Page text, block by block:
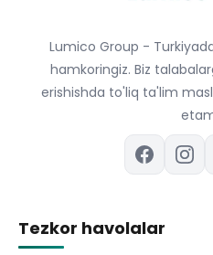
Lumico Group -
hamkoringiz. Biz
erishishda to'liq ta'lim
Tezkor havolalar